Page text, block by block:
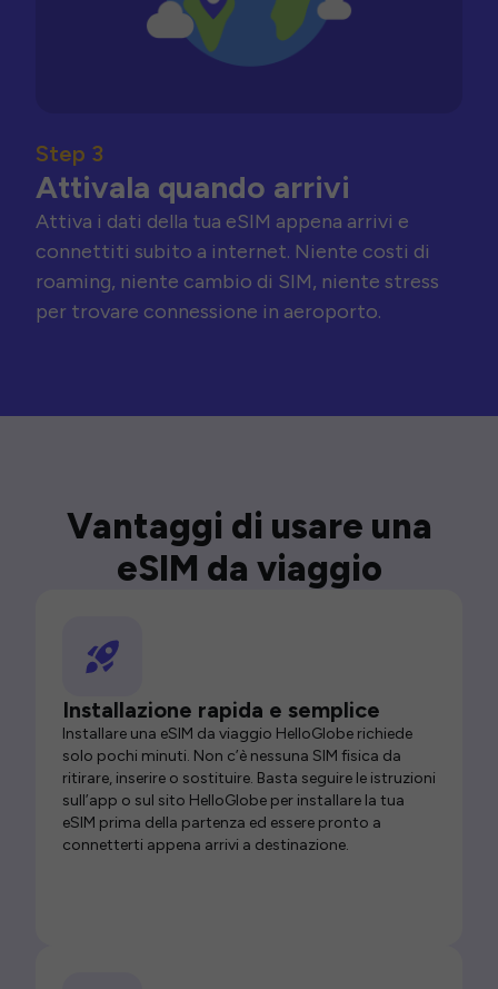
Step 3
Attivala quando arrivi
Attiva i dati della tua eSIM appena arrivi e
connettiti subito a internet. Niente costi di
roaming, niente cambio di SIM, niente stress
per trovare connessione in aeroporto.
Vantaggi di usare una
eSIM da viaggio
Installazione rapida e semplice
Installare una eSIM da viaggio HelloGlobe richiede
solo pochi minuti. Non c’è nessuna SIM fisica da
ritirare, inserire o sostituire. Basta seguire le istruzioni
sull’app o sul sito HelloGlobe per installare la tua
eSIM prima della partenza ed essere pronto a
connetterti appena arrivi a destinazione.